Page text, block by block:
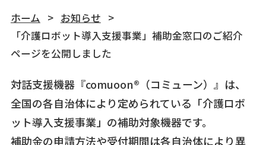
ホーム
お知らせ
「介護ロボット導入支援事業」補助金窓口のご紹介
ページを公開しました
対話支援機器『comuoon®（コミューン）』は、
全国の各自治体により定められている「介護ロボ
ット導入支援事業」の補助対象機器です。
補助金の申請方法や受付期間は各自治体により異